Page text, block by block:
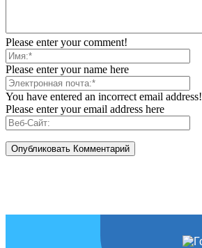
Please enter your comment!
Please enter your name here
You have entered an incorrect email address!
Please enter your email address here